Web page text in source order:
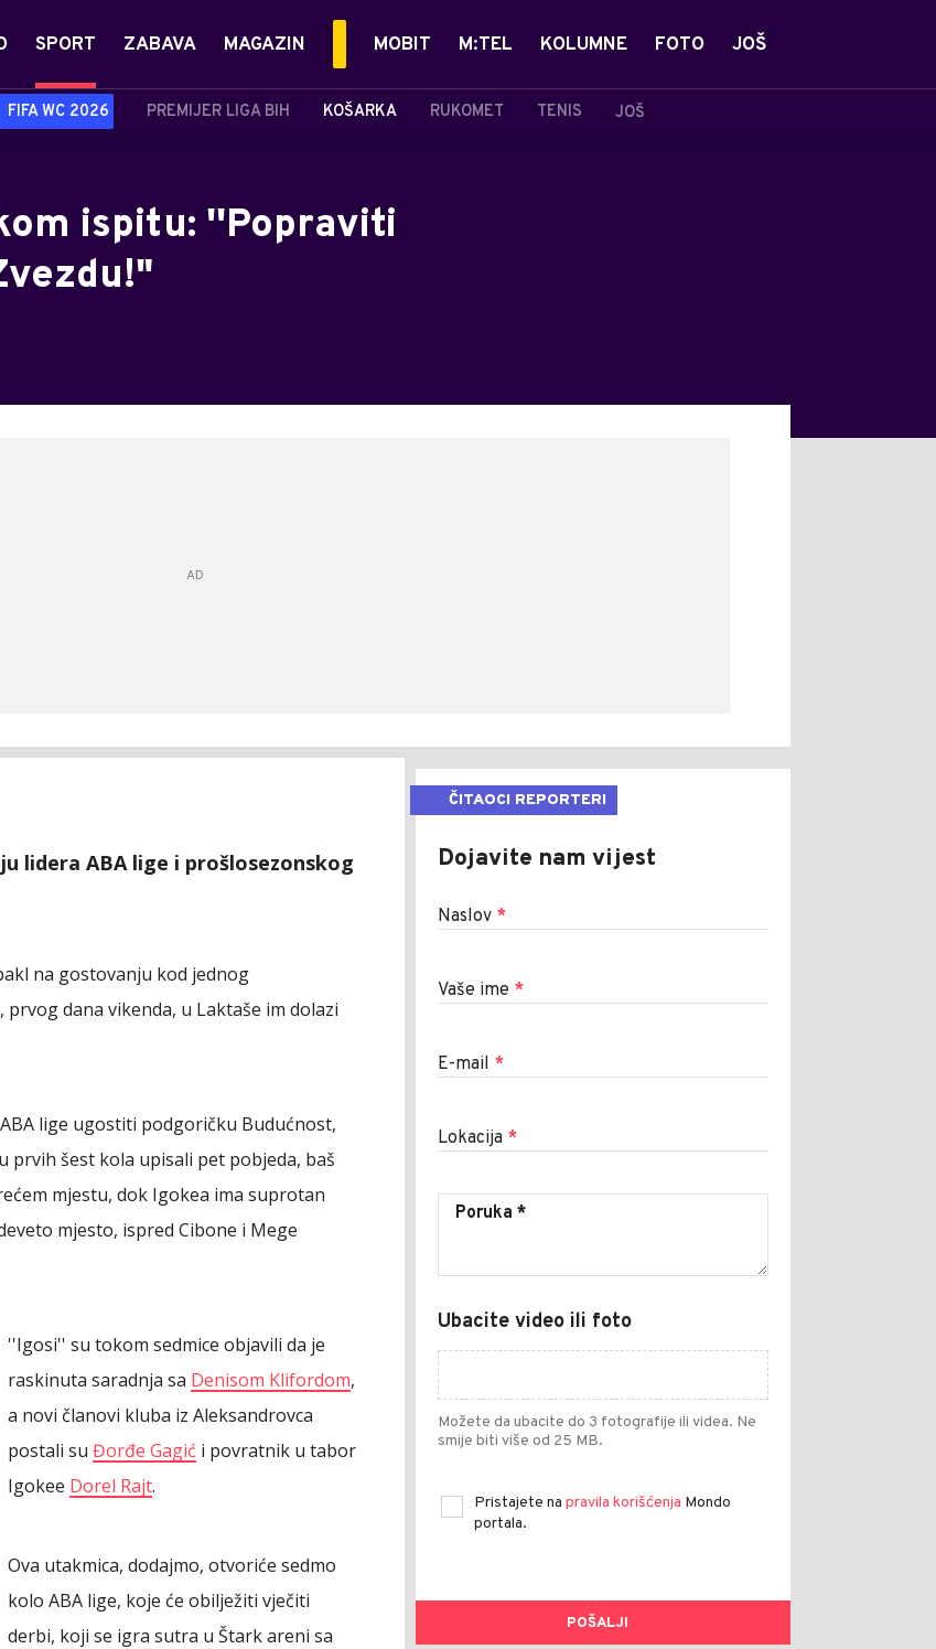
SPORT
FIFA WC 2026 PREMIJER LIGA BIH KOŠARKA RUKOMET TENIS JOŠ
ZABAVA MAGAZIN MOBIT M:TEL KOLUMNE FOTO JOŠ
ispitu: ''Popraviti
lidera ABA lige i prošlosezonskog
na gostovanju kod jednog
dana vikenda, u Laktaše im dolazi
lige ugostiti podgoričku Budućnost,
šest kola upisali pet pobjeda, baš
mjestu, dok Igokea ima suprotan
mjesto, ispred Cibone i Mege
''Igosi'' su tokom sedmice objavili da je
raskinuta saradnja sa Denisom Klifordom,
a novi članovi kluba iz Aleksandrovca
postali su Đorđe Gagić i povratnik u tabor
Igokee Dorel Rajt.
Ova utakmica, dodajmo, otvoriće sedmo
kolo ABA lige, koje će obilježiti vječiti
derbi, koji se igra sutra u Štark areni sa
ČITAOCI REPORTERI
Dojavite nam vijest
Naslov *
Vaše ime *
E-mail *
Lokacija *
Ubacite video ili foto
Možete da ubacite do 3 fotografije ili videa. Ne
smije biti više od 25 MB.
Pristajete na pravila korišćenja Mondo
portala.
POŠALJI